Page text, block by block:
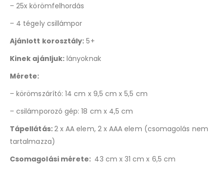
– 25x körömfelhordás
– 4 tégely csillámpor
Ajánlott korosztály: 5+
Kinek ajánljuk: lányoknak
Mérete:
– körömszárító: 14 cm x 9,5 cm x 5,5 cm
– csilámporozó gép: 18 cm x 4,5 cm
Tápellátás:2 x AA elem, 2 x AAA elem (csomagolás nem
tartalmazza)
Csomagolási mérete: 43 cm x 31 cm x 6,5 cm